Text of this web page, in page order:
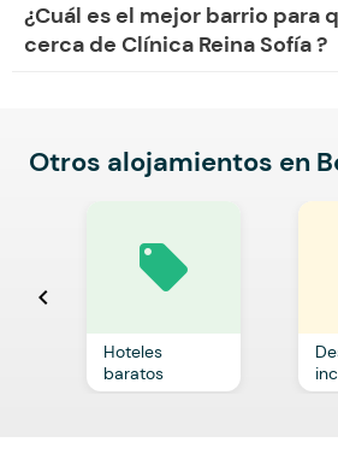
¿Cuál es el mejor barrio para
cerca de Clínica Reina Sofía ?
Otros alojamientos en
chevron_left
local_offer
Hoteles
baratos